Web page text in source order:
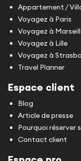
Appartement /
Voyagez à Paris
Voyagez à
Voyagez à Lille
Voyagez à
Travel Planner
Espace client
Blog
Article de presse
Pourquoi réserver
Contact client